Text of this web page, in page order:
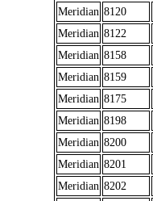
Meridian 8120
Meridian 8122
Meridian 8158
Meridian 8159
Meridian 8175
Meridian 8198
Meridian 8200
Meridian 8201
Meridian 8202